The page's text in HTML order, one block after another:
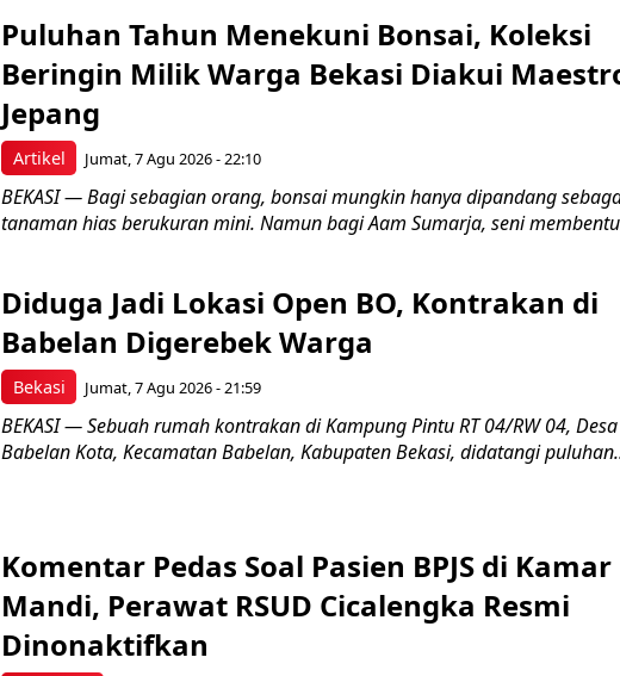
Artikel
Puluhan Tahun Menekuni Bonsai, Koleksi
Beringin Milik Warga Bekasi Diakui
Jepang
Jumat, 7 Agu 2026 - 22:10
BEKASI — Bagi sebagian orang, bonsai mungkin hanya dipandang
tanaman hias berukuran mini. Namun bagi Aam Sumarja, seni
Bekasi
Diduga Jadi Lokasi Open BO, Kontrakan di
Babelan Digerebek Warga
Jumat, 7 Agu 2026 - 21:59
BEKASI — Sebuah rumah kontrakan di Kampung Pintu RT 04/RW 04, Desa
Babelan Kota, Kecamatan Babelan, Kabupaten Bekasi, didatangi
Komentar Pedas Soal Pasien BPJS di Kamar
Mandi, Perawat RSUD Cicalengka Resmi
Dinonaktifkan